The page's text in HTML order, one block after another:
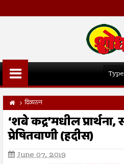
दिव्यरत्न
‘शबे कद्र’मधील प्रार्थना,
प्रेषितवाणी (हदीस)
June 07, 2019